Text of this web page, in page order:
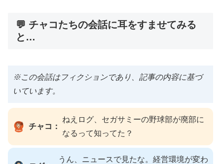
💬 チャコたちの会話に耳をすませてみる
と…
※この会話はフィクションであり、記事の内容に基づ
いています。
チャコ：
ねえログ、セガサミーの野球部が廃部に
なるって知ってた？
うん、ニュースで見たな。経営環境が変わ